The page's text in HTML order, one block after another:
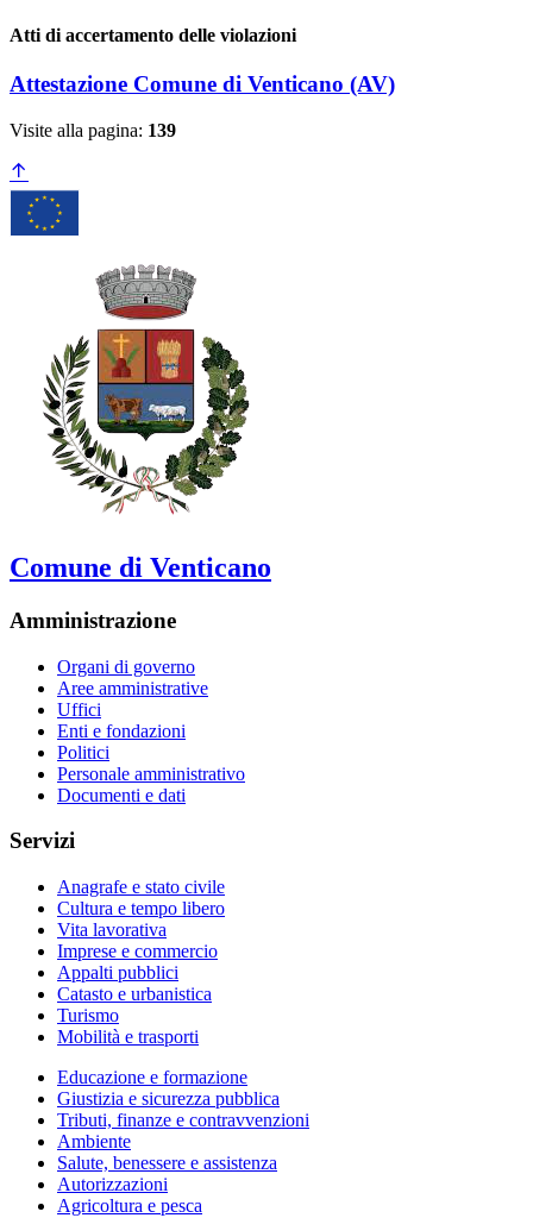
Atti di accertamento delle violazioni
Attestazione Comune di Venticano (AV)
Visite alla pagina: 139
Comune di Venticano
Amministrazione
Organi di governo
Aree amministrative
Uffici
Enti e fondazioni
Politici
Personale amministrativo
Documenti e dati
Servizi
Anagrafe e stato civile
Cultura e tempo libero
Vita lavorativa
Imprese e commercio
Appalti pubblici
Catasto e urbanistica
Turismo
Mobilità e trasporti
Educazione e formazione
Giustizia e sicurezza pubblica
Tributi, finanze e contravvenzioni
Ambiente
Salute, benessere e assistenza
Autorizzazioni
Agricoltura e pesca